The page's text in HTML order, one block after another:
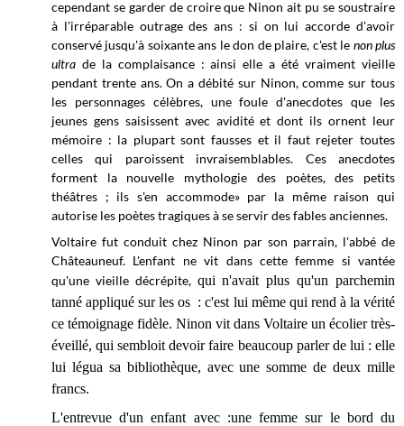
cependant se garder de croire que Ninon ait pu se soustraire
à l'irréparable outrage des ans : si on lui accorde d'avoir
conservé jusqu'à soixante ans le don de plaire, c'est le non plus
ultra de la complaisance : ainsi elle a été vraiment vieille
pendant trente ans. On a débité sur Ninon, comme sur tous
les personnages célèbres, une foule d'anecdotes que les
jeunes gens saisissent avec avidité et dont ils ornent leur
mémoire : la plupart sont fausses et il faut rejeter toutes
celles qui paroissent invraisemblables. Ces anecdotes
forment la nouvelle mythologie des poètes, des petits
théâtres ; ils s'en accommode» par la même raison qui
autorise les poètes tragiques à se servir des fables anciennes.
Voltaire fut conduit chez Ninon par son parrain, l'abbé de
Châteauneuf. L'enfant ne vit dans cette femme si vantée
qu'une vieille décrépite, qui n'avait plus qu'un parchemin
tanné appliqué sur les os : c'est lui même qui rend à la vérité
ce témoignage fidèle. Ninon vit dans Voltaire un écolier très-
éveillé, qui sembloit devoir faire beaucoup parler de lui : elle
lui légua sa bibliothèque, avec une somme de deux mille
francs.
L'entrevue d'un enfant avec :une femme sur le bord du